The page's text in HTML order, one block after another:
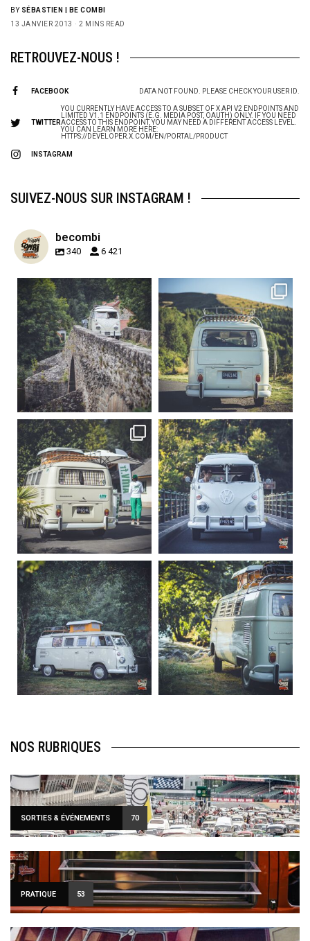
BY SÉBASTIEN | BE COMBI
13 JANVIER 2013
2 MINS READ
RETROUVEZ-NOUS !
FACEBOOK DATA NOT FOUND. PLEASE CHECK YOUR USER ID.
TWITTER
YOU CURRENTLY HAVE ACCESS TO A SUBSET OF X API V2 ENDPOINTS AND
LIMITED V1.1 ENDPOINTS (E.G. MEDIA POST, OAUTH) ONLY. IF YOU NEED
ACCESS TO THIS ENDPOINT, YOU MAY NEED A DIFFERENT ACCESS LEVEL.
YOU CAN LEARN MORE HERE:
HTTPS://DEVELOPER.X.COM/EN/PORTAL/PRODUCT
INSTAGRAM
SUIVEZ-NOUS SUR INSTAGRAM !
becombi
340 6 421
becombi
Sep 15
219
3
Sep 12
216
3
becombi
Sep 10
220
4
becombi
Août 10
177
0
becombi
Août 10
120
0
becombi
Août 10
108
0
NOS RUBRIQUES
SORTIES & ÉVÉNEMENTS 70
PRATIQUE 53